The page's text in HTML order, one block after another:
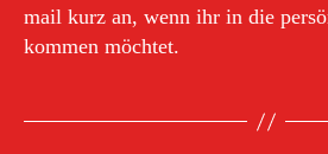
mail kurz an, wenn ihr in die
kommen möchtet.